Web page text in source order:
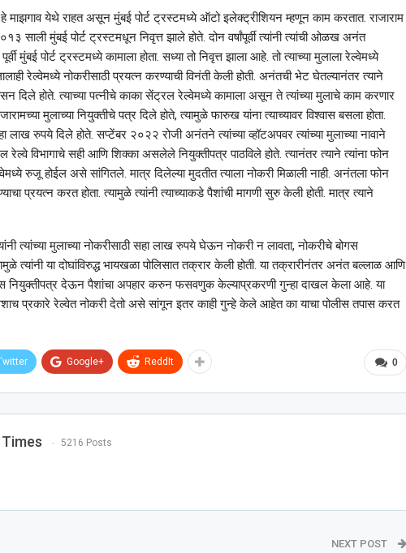
माझगाव येथे राहत असून मुंबई पोर्ट ट्रस्टमध्ये ऑटो इलेक्ट्रीशियन म्हणून काम करतात. राजाराम
मुंबई पोर्ट ट्रस्टमधून निवृत्त झाले होते. दोन वर्षांपूर्वी त्यांनी त्यांची ओळख अनंत
मुंबई पोर्ट ट्रस्टमध्ये कामाला होता. सध्या तो निवृत्त झाला आहे. तो त्याच्या मुलाला रेल्वेमध्ये
रेल्वेमध्ये नोकरीसाठी प्रयत्न करण्याची विनंती केली होती. अनंतची भेट घेतल्यानंतर त्याने
दिले होते. त्याच्या पत्नीचे काका सेंट्रल रेल्वेमध्ये कामाला असून ते त्यांच्या मुलाचे काम करणार
मुलाच्या नियुक्तीचे पत्र दिले होते, त्यामुळे फारुख यांना त्याच्यावर विश्‍वास बसला होता.
लाख रुपये दिले होते. सप्टेंबर २०२२ रोजी अनंतने त्यांच्या व्हॉटअपवर त्यांच्या मुलाच्या नावाने
विभागाचे सही आणि शिक्का असलेले नियुक्तीपत्र पाठविले होते. त्यानंतर त्याने त्यांना फोन
रुजू होईल असे सांगितले. मात्र दिलेल्या मुदतीत त्याला नोकरी मिळाली नाही. अनंतला फोन
प्रयत्न करत होता. त्यामुळे त्यांनी त्याच्याकडे पैशांची मागणी सुरु केली होती. मात्र त्याने
त्यांच्या मुलाच्या नोकरीसाठी सहा लाख रुपये घेऊन नोकरी न लावता, नोकरीचे बोगस
त्यांनी या दोघांविरुद्ध भायखळा पोलिसात तक्रार केली होती. या तक्रारीनंतर अनंत बल्लाळ आणि
नियुक्तीपत्र देऊन पैशांचा अपहार करुन फसवणुक केल्याप्रकरणी गुन्हा दाखल केला आहे. या
प्रकारे रेल्वेत नोकरी देतो असे सांगून इतर काही गुन्हे केले आहेत का याचा पोलीस तपास करत
0
Google+ ReddIt
5216 Posts
NEXT POST